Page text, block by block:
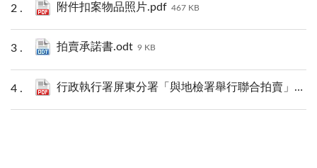
附件扣案物品照片.pdf 467 KB
拍賣承諾書.odt 9 KB
行政執行署屏東分署「與地檢署舉行聯合拍賣」拍賣物.pdf